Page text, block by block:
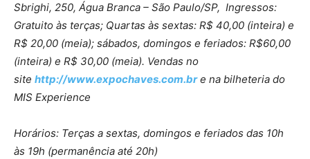
Sbrighi, 250, Água Branca – São Paulo/SP, Ingressos:
Gratuito às terças; Quartas às sextas: R$ 40,00 (inteira) e
R$ 20,00 (meia); sábados, domingos e feriados: R$60,00
(inteira) e R$ 30,00 (meia). Vendas no
site http://www.expochaves.com.bre na bilheteria do
MIS Experience
Horários: Terças a sextas, domingos e feriados das 10h
às 19h (permanência até 20h)